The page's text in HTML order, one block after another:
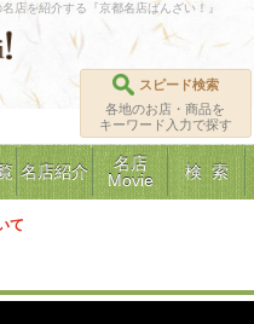
店を紹介する『京都名店ばんざい！』
スピード検索
各地のお店・商品を
キーワード入力で探す
名店紹介
名店
Movie
検 索
て